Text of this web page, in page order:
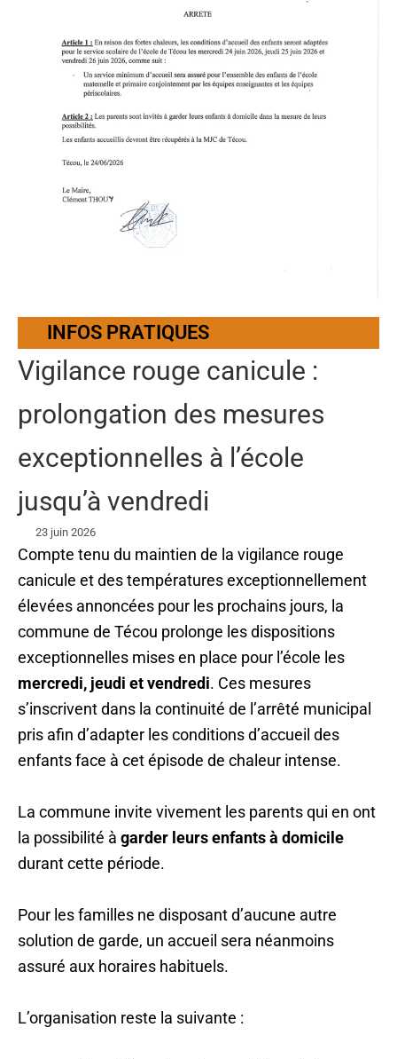
INFOS PRATIQUES
Vigilance rouge canicule :
prolongation des mesures
exceptionnelles à l’école
jusqu’à vendredi
23 juin 2026
Compte tenu du maintien de la vigilance rouge
canicule et des températures exceptionnellement
élevées annoncées pour les prochains jours, la
commune de Técou prolonge les dispositions
exceptionnelles mises en place pour l’école les
mercredi, jeudi et vendredi. Ces mesures
s’inscrivent dans la continuité de l’arrêté municipal
pris afin d’adapter les conditions d’accueil des
enfants face à cet épisode de chaleur intense.
La commune invite vivement les parents qui en ont
la possibilité à garder leurs enfants à domicile
durant cette période.
Pour les familles ne disposant d’aucune autre
solution de garde, un accueil sera néanmoins
assuré aux horaires habituels.
L’organisation reste la suivante :